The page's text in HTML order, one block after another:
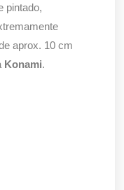
pintado,
aprox. 10 cm
Konami.